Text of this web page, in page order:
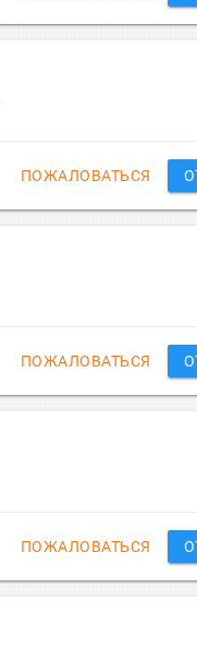
ПОЖАЛОВАТЬСЯ
ПОЖАЛОВАТЬСЯ
ПОЖАЛОВАТЬСЯ